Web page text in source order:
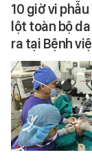
10 giờ vi
lột toàn bộ
ra tại Bệnh